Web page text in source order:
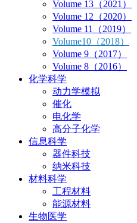
Volume 13（2021）
Volume 12（2020）
Volume 11（2019）
Volume10（2018）
Volume 9（2017）
Volume 8（2016）
化学科学
动力学模拟
催化
电化学
高分子化学
信息科学
器件科技
纳米科技
材料科学
工程材料
能源材料
生物医学